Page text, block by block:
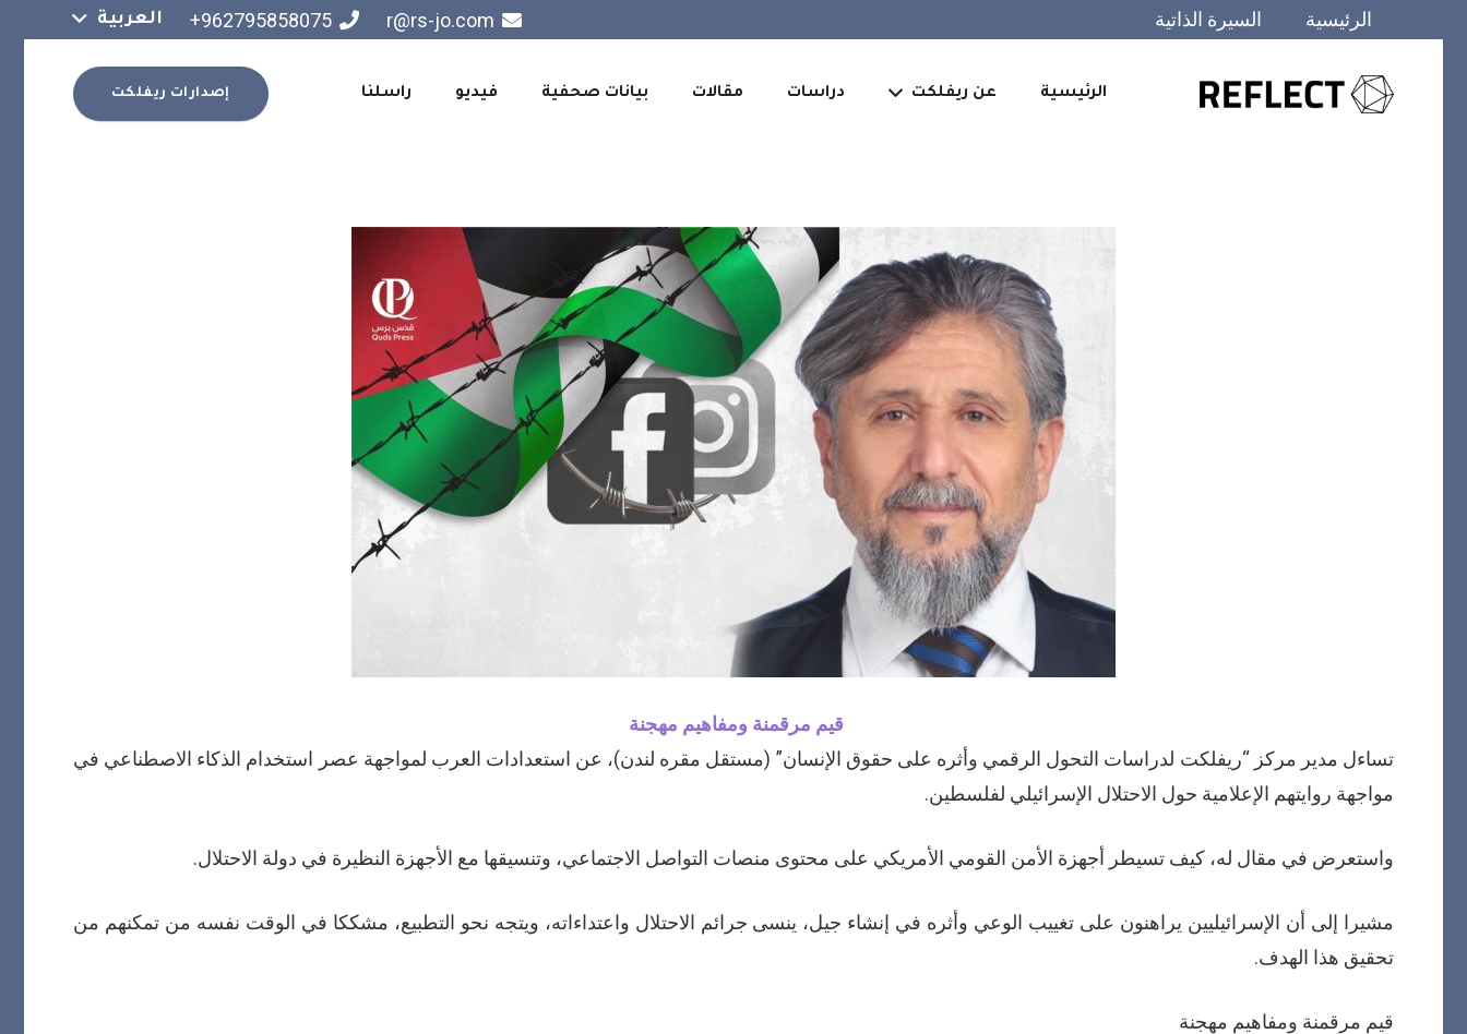
الرئيسية السيرة الذاتية r@rs-jo.com
962795858075+ العربية
الرئيسية عن ريفلكت دراسات مقالات بيانات صحفية فيديو راسلنا إصدارات ريفلكت
قيم مرقمنة ومفاهيم مهجنة
تساءل مدير مركز “ريفلكت لدراسات التحول الرقمي وأثره على حقوق الإنسان” (مستقل مقره لندن)، عن استعدادات العرب لمواجهة عصر استخدام الذكاء الاصطناعي في
مواجهة روايتهم الإعلامية حول الاحتلال الإسرائيلي لفلسطين.
واستعرض في مقال له، كيف تسيطر أجهزة الأمن القومي الأمريكي على محتوى منصات التواصل الاجتماعي، وتنسيقها مع الأجهزة النظيرة في دولة الاحتلال.
مشيرا إلى أن الإسرائيليين يراهنون على تغييب الوعي وأثره في إنشاء جيل، ينسى جرائم الاحتلال واعتداءاته، ويتجه نحو التطبيع، مشككا في الوقت نفسه من تمكنهم من
تحقيق هذا الهدف.
قيم مرقمنة ومفاهيم مهجنة